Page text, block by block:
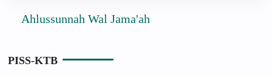
Wal Jama'ah
PISS-KTB